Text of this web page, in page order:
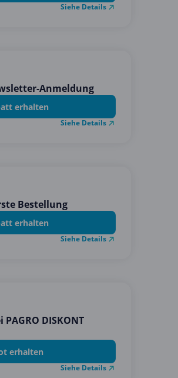
Siehe Details
Anmeldung
erhalten
Siehe Details
Bestellung
erhalten
Siehe Details
DISKONT
erhalten
Siehe Details